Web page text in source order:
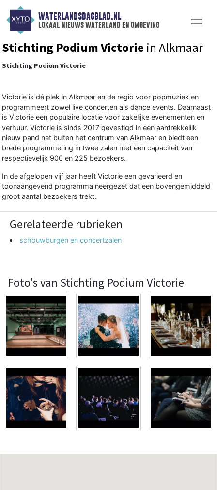
WATERLANDSDAGBLAD.NL
lokaal nieuws waterland en omgeving
Stichting Podium Victorie in Alkmaar
Stichting Podium Victorie
Victorie is dé plek in Alkmaar en de regio voor popmuziek en
programmeert zowel live concerten als dance events. Daarnaast
is Victorie een populaire locatie voor zakelijke evenementen en
verhuur. Victorie is sinds 2017 gevestigd in een aantrekkelijk
nieuw pand net buiten het centrum van Alkmaar en biedt een
brede programmering in twee zalen met een capaciteit van
respectievelijk 900 en 225 bezoekers.
In de afgelopen vijf jaar heeft Victorie een gevarieerd en
toonaangevend programma neergezet dat een bovengemiddeld
groot aantal bezoekers trekt.
Gerelateerde rubrieken
schouwburgen en concertzalen
Foto's van Stichting Podium Victorie